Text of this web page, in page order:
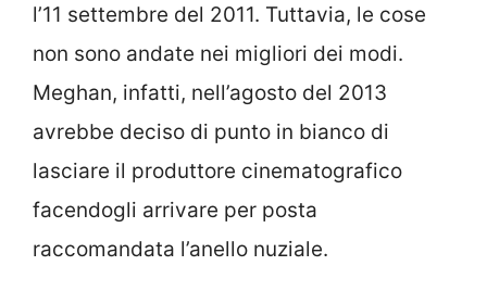
l’11 settembre del 2011. Tuttavia, le cose
non sono andate nei migliori dei modi.
Meghan, infatti, nell’agosto del 2013
avrebbe deciso di punto in bianco di
lasciare il produttore cinematografico
facendogli arrivare per posta
raccomandata l’anello nuziale.